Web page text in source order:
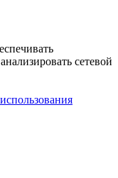
сетевой